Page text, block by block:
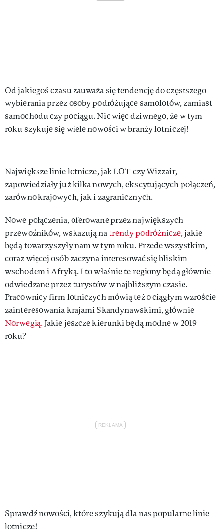
Od jakiegoś czasu zauważa się tendencję do częstszego
wybierania przez osoby podróżujące samolotów, zamiast
samochodu czy pociągu. Nic więc dziwnego, że w tym
roku szykuje się wiele nowości w branży lotniczej!
Największe linie lotnicze, jak LOT czy Wizzair,
zapowiedziały już kilka nowych, ekscytujących połączeń,
zarówno krajowych, jak i zagranicznych.
Nowe połączenia, oferowane przez największych
przewoźników, wskazują natrendy podróżnicze, jakie
będą towarzyszyły nam w tym roku. Przede wszystkim,
coraz więcej osób zaczyna interesować się bliskim
wschodem i Afryką. I to właśnie te regiony będą głównie
odwiedzane przez turystów w najbliższym czasie.
Pracownicy firm lotniczych mówią też o ciągłym wzroście
zainteresowania krajami Skandynawskimi, głównie
Norwegią. Jakie jeszcze kierunki będą modne w 2019
roku?
Sprawdź nowości, które szykują dla nas popularne linie
lotnicze!